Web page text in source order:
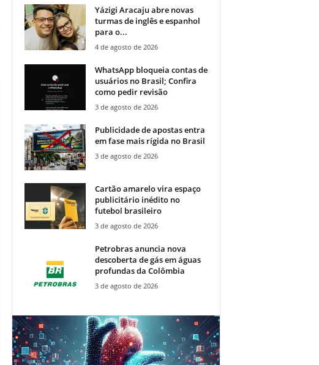
Yázigi Aracaju abre novas
turmas de inglês e espanhol
para o...
4 de agosto de 2026
WhatsApp bloqueia contas de
usuários no Brasil; Confira
como pedir revisão
3 de agosto de 2026
Publicidade de apostas entra
em fase mais rígida no Brasil
3 de agosto de 2026
Cartão amarelo vira espaço
publicitário inédito no
futebol brasileiro
3 de agosto de 2026
Petrobras anuncia nova
descoberta de gás em águas
profundas da Colômbia
3 de agosto de 2026